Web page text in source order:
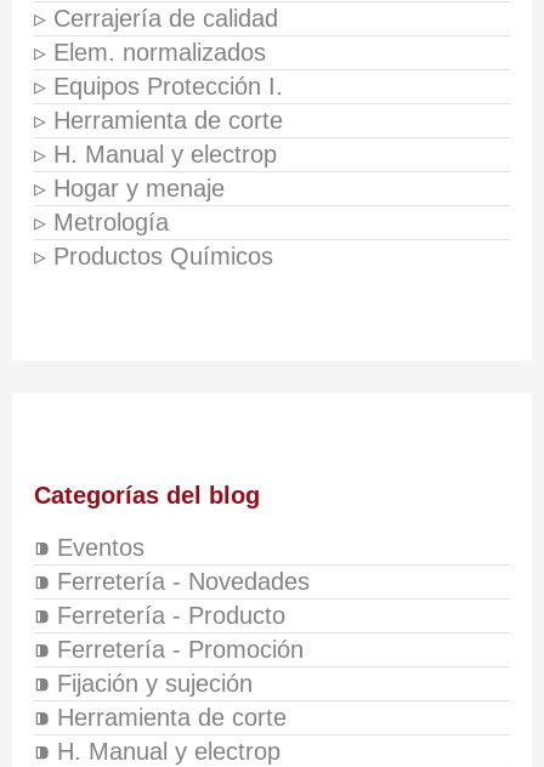
▹ Cerrajería de calidad
▹ Elem. normalizados
▹ Equipos Protección I.
▹ Herramienta de corte
▹ H. Manual y electrop
▹ Hogar y menaje
▹ Metrología
▹ Productos Químicos
Categorías del blog
⁍ Eventos
⁍ Ferretería - Novedades
⁍ Ferretería - Producto
⁍ Ferretería - Promoción
⁍ Fijación y sujeción
⁍ Herramienta de corte
⁍ H. Manual y electrop